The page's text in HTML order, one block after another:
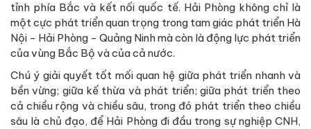
tỉnh phía Bắc và kết nối quốc tế. Hải Phòng không chỉ là
một cực phát triển quan trọng trong tam giác phát triển Hà
Nội - Hải Phòng - Quảng Ninh mà còn là động lực phát triển
của vùng Bắc Bộ và của cả nước.
Chú ý giải quyết tốt mối quan hệ giữa phát triển nhanh và
bền vừng; giữa kế thừa và phát triển; giữa phát triển theo
cả chiều rộng và chiều sâu, trong đó phát triển theo chiều
sâu là chủ đạo, để Hải Phòng đi đầu trong sự nghiệp CNH,